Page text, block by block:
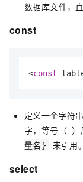
数据库文件，
const
<const
定义一个字符
字，等号（=
量名}
来引用。
select